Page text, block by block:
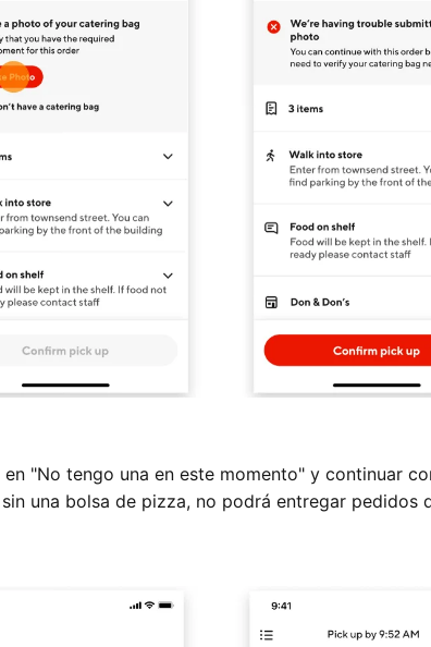
"No tengo una en este momento" y continuar
una bolsa de pizza, no podrá entregar pedidos